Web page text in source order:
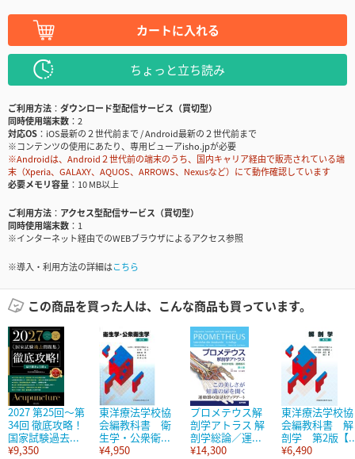
カートに入れる
ちょっと立ち読み
ご利用方法
ダウンロード型配信サービス（買切型）
同時使用端末数
2
対応OS
iOS最新の２世代前まで / Android最新の２世代前まで
※コンテンツの使用にあたり、専用ビューアisho.jpが必要
※Androidは、Android２世代前の端末のうち、国内キャリア経由で販売されている端
末（Xperia、GALAXY、AQUOS、ARROWS、Nexusなど）にて動作確認しています
必要メモリ容量
10 MB以上
ご利用方法
アクセス型配信サービス（買切型）
同時使用端末数
1
※インターネット経由でのWEBブラウザによるアクセス参照
※導入・利用方法の詳細はこちら
この商品を買った人は、こんな商品も買っています。
2027 第25回～第
34回 徹底攻略！
国家試験過去...
¥9,350
東洋療法学校協
会編教科書 衛
生学・公衆衛...
¥4,950
プロメテウス解
剖学アトラス 解
剖学総論／運...
¥14,300
東洋療法学校協
会編教科書 解
剖学 第2版【
¥6,490